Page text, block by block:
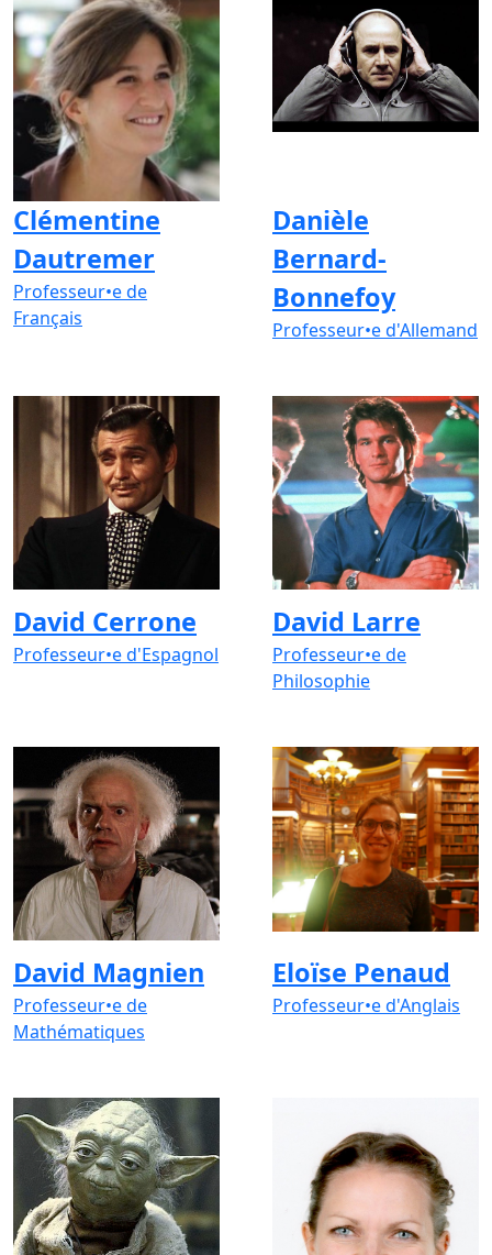
Clémentine
Dautremer
Professeur•e de
Français
Danièle
Bernard-
Bonnefoy
Professeur•e d'Allemand
David Cerrone
Professeur•e d'Espagnol
David Larre
Professeur•e de
Philosophie
David Magnien
Professeur•e de
Mathématiques
Eloïse Penaud
Professeur•e d'Anglais